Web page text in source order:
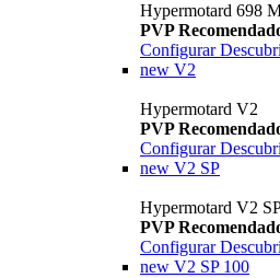
Hypermotard 698
PVP
Configurar
new V2
Hypermotard V2
PVP
Configurar
new V2 SP
Hypermotard V2
PVP
Configurar
new V2 SP 100